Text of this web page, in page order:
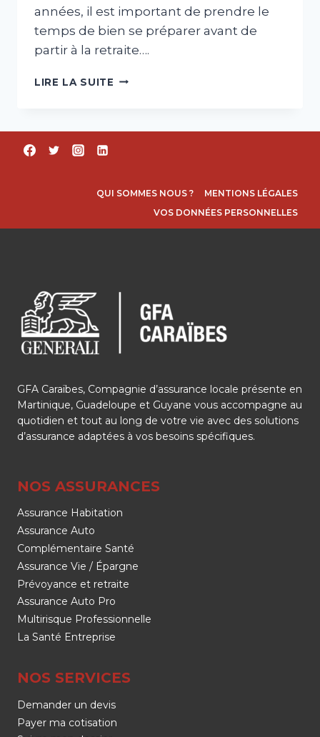
années, il est important de prendre le
temps de bien se préparer avant de
partir à la retraite….
LIRE LA SUITE BIEN
QUI SOMMES NOUS ?
MENTIONS LÉGALES
VOS DONNÉES PERSONNELLES
GFA Caraïbes, Compagnie d’assurance locale présente en
Martinique, Guadeloupe et Guyane vous accompagne au
quotidien et tout au long de votre vie avec des solutions
d’assurance adaptées à vos besoins spécifiques.
NOS ASSURANCES
Assurance Habitation
Assurance Auto
Complémentaire Santé
Assurance Vie / Épargne
Prévoyance et retraite
Assurance Auto Pro
Multirisque Professionnelle
La Santé Entreprise
NOS SERVICES
Demander un devis
Payer ma cotisation